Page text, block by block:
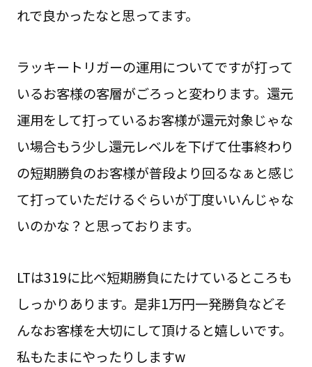
れで良かったなと思ってます。
ラッキートリガーの運用についてですが打って
いるお客様の客層がごろっと変わります。還元
運用をして打っているお客様が還元対象じゃな
い場合もう少し還元レベルを下げて仕事終わり
の短期勝負のお客様が普段より回るなぁと感じ
て打っていただけるぐらいが丁度いいんじゃな
いのかな？と思っております。
LTは319に比べ短期勝負にたけているところも
しっかりあります。是非1万円一発勝負などそ
んなお客様を大切にして頂けると嬉しいです。
私もたまにやったりしますw